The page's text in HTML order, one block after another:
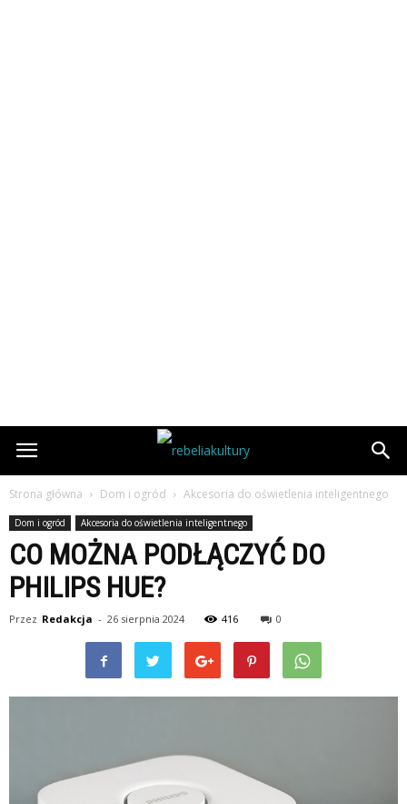
Strona główna Dom i ogród Akcesoria do oświetlenia inteligentnego
Dom i ogród Akcesoria do oświetlenia inteligentnego
CO MOŻNA PODŁĄCZYĆ DO
PHILIPS HUE?
Przez Redakcja - 26 sierpnia 2024 416 0